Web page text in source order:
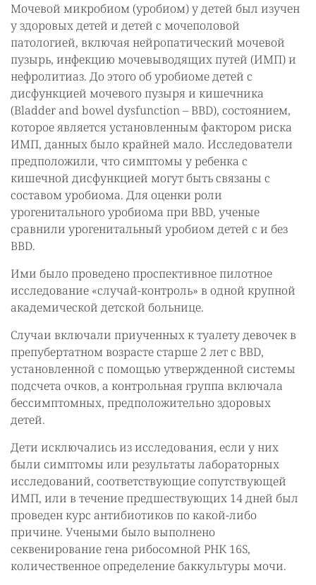
Мочевой микробиом (уробиом) у детей был изучен
у здоровых детей и детей с мочеполовой
патологией, включая нейропатический мочевой
пузырь, инфекцию мочевыводящих путей (ИМП) и
нефролитиаз. До этого об уробиоме детей с
дисфункцией мочевого пузыря и кишечника
(Bladder and bowel dysfunction – BBD), состоянием,
которое является установленным фактором риска
ИМП, данных было крайней мало. Исследователи
предположили, что симптомы у ребенка с
кишечной дисфункцией могут быть связаны с
составом уробиома. Для оценки роли
урогенитального уробиома при BBD, ученые
сравнили урогенитальный уробиом детей с и без
BBD.
Ими было проведено проспективное пилотное
исследование «случай-контроль» в одной крупной
академической детской больнице.
Случаи включали приученных к туалету девочек в
препубертатном возрасте старше 2 лет с BBD,
установленной с помощью утвержденной системы
подсчета очков, а контрольная группа включала
бессимптомных, предположительно здоровых
детей.
Дети исключались из исследования, если у них
были симптомы или результаты лабораторных
исследований, соответствующие сопутствующей
ИМП, или в течение предшествующих 14 дней был
проведен курс антибиотиков по какой-либо
причине. Учеными было выполнено
секвенирование гена рибосомной РНК 16S,
количественное определение баккультуры мочи.